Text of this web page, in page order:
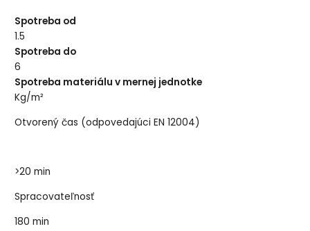
Spotreba od
1.5
Spotreba do
6
Spotreba materiálu v mernej jednotke
Kg/m²
Otvorený čas (odpovedajúci EN 12004)
>20 min
Spracovateľnosť
180 min